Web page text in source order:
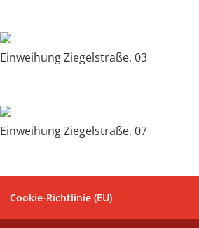
Einweihung Ziegelstraße, 03
Einweihung Ziegelstraße, 07
Cookie-Richtlinie (EU)